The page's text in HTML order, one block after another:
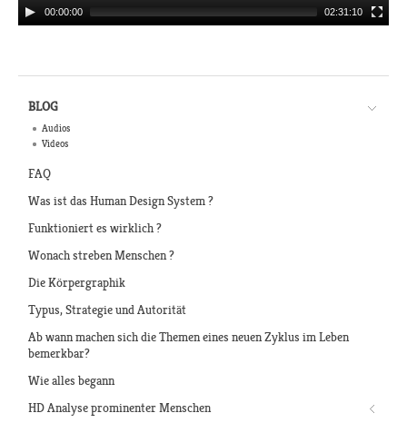
00:00:00 02:31:10
BLOG
Audios
Videos
FAQ
Was ist das Human Design System ?
Funktioniert es wirklich ?
Wonach streben Menschen ?
Die Körpergraphik
Typus, Strategie und Autorität
Ab wann machen sich die Themen eines neuen Zyklus im Leben
bemerkbar?
Wie alles begann
HD Analyse prominenter Menschen